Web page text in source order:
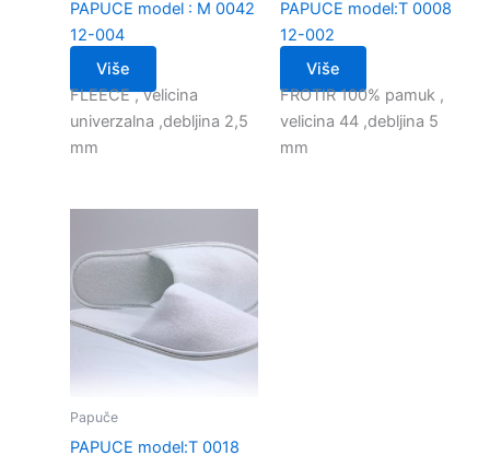
PAPUCE model : M 0042
12-004
Više
FLEECE , velicina
univerzalna ,debljina 2,5
mm
PAPUCE model:T 0008
12-002
Više
FROTIR 100% pamuk ,
velicina 44 ,debljina 5
mm
Papuče
PAPUCE model:T 0018